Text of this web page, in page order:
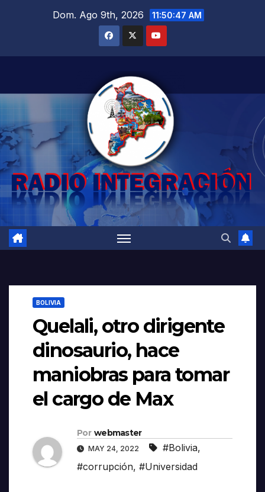
Dom. Ago 9th, 2026 11:50:49 AM
BOLIVIA
Quelali, otro dirigente
dinosaurio, hace
maniobras para tomar
el cargo de Max
Por webmaster
MAY 24, 2022 #Bolivia,
#corrupción, #Universidad